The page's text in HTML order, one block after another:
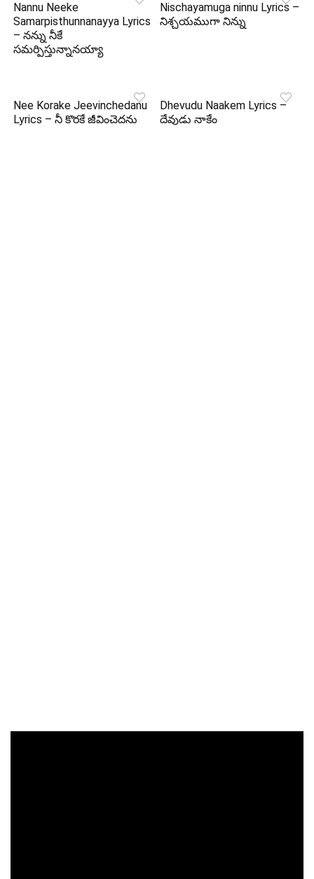
Nannu Neeke
Samarpisthunnanayya Lyrics
– నన్ను నీకే
సమర్పిస్తున్నానయ్యా
Nischayamuga ninnu Lyrics –
నిశ్చయముగా నిన్ను
Nee Korake Jeevinchedanu
Lyrics – నీ కొరకే జీవించెదను
Dhevudu Naakem Lyrics –
దేవుడు నాకేం